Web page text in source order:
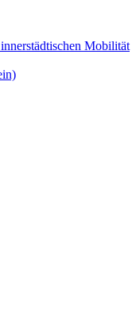
Mobilität